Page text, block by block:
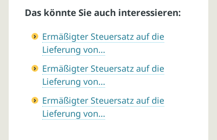
Das könnte Sie auch interessieren:
Ermäßigter Steuersatz auf die
Lieferung von…
Ermäßigter Steuersatz auf die
Lieferung von…
Ermäßigter Steuersatz auf die
Lieferung von…